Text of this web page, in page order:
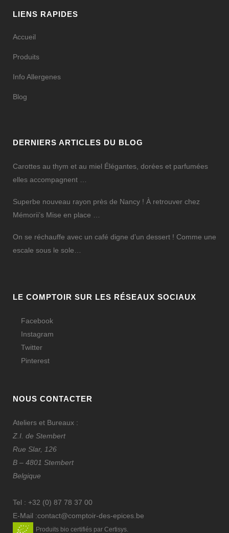
LIENS RAPIDES
Accueil
Produits
Info Allergenes
Blog
DERNIERS ARTICLES DU BLOG
Carottes au thym et au miel Élégantes, dorées et parfumées
elles accompagnent …
Superbe nouveau rayon près de Nancy ! À retrouver chez
Mémorii’s Mise en place …
On se réchauffe avec un café digne d’un dessert ! Comme une
escale sous le sole…
LE COMPTOIR SUR LES RÉSEAUX SOCIAUX
Facebook
Instagram
Twitter
Pinterest
NOUS CONTACTER
Ateliers et Bureaux :
Z.I. de Stembert
Rue Slar, 126
B – 4801 Stembert
Belgique
Tel : +32 (0) 87 78 37 00
E-Mail :contact@comptoir-des-epices.be
Produits bio certifiés par Certisys.